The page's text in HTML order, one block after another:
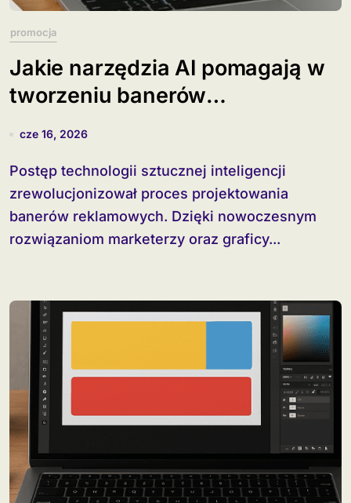
promocja
Jakie narzędzia AI pomagają w
tworzeniu banerów
reklamowych?
cze 16, 2026
Postęp technologii sztucznej inteligencji
zrewolucjonizował proces projektowania
banerów reklamowych. Dzięki nowoczesnym
rozwiązaniom marketerzy oraz graficy...